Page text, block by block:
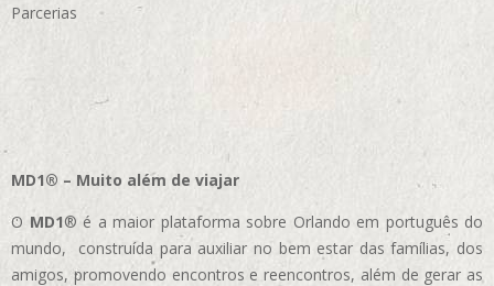
Parcerias
MD1® – Muito além de viajar
O MD1® é a maior plataforma sobre Orlando em português do
mundo, construída para auxiliar no bem estar das famílias, dos
amigos, promovendo encontros e reencontros, além de gerar as